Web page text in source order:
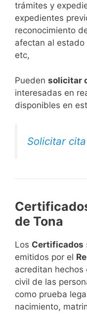
trámites y
expedientes
reconocimiento
afectan al
etc,
​Pueden solicitar
interesadas en
disponibles en
Solicitar
de Tona
Los Certificados
emitidos por el
acreditan
civil de las
como prueba
nacimiento,